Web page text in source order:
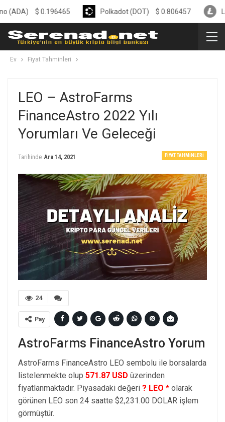
Ev Fiyat Tahminleri
LEO – AstroFarms
FinanceAstro 2022 Yılı
Yorumları Ve Geleceği
FIYAT TAHMINLERI
Tarihinde Ara 14, 2021
24
Pay
AstroFarms FinanceAstro Yorum
AstroFarms FinanceAstro LEO sembolu ile borsalarda
listelenmekte olup 571.87 USD üzerinden
fiyatlanmaktadır. Piyasadaki değeri ? LEO * olarak
görünen LEO son 24 saatte $2,231.00 DOLAR işlem
görmüştür.
$0.196465 Polkadot (DOT) $0.806457 Litecoin